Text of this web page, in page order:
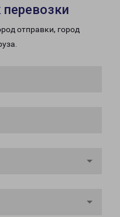
перевозки
отправки, город